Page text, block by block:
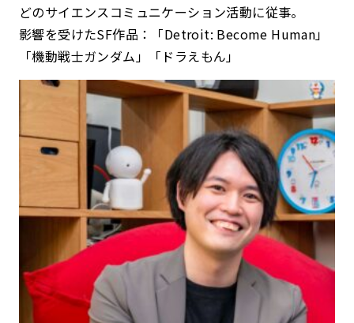
どのサイエンスコミュニケーション活動に従事。
影響を受けたSF作品：「Detroit: Become Human」
「機動戦士ガンダム」「ドラえもん」